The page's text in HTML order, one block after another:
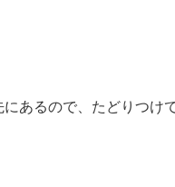
あるので、たどりつけ